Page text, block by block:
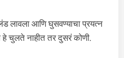
लावला आणि घुसवण्याचा प्रयत्न
चुलते नाहीत तर दुसरं कोणी.